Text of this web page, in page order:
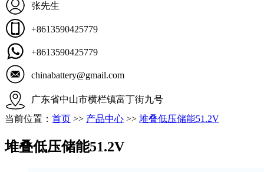
张先生
+8613590425779
+8613590425779
chinabattery@gmail.com
广东省中山市横栏镇富丁街九号
当前位置： 首页 >> 产品中心 >> 堆叠低压储能51.2V
堆叠低压储能51.2V